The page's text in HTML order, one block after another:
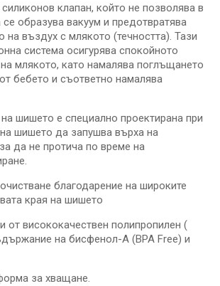
клапан, който не позволява в
образува вакуум и предотвратява
на въздух с млякото (течността). Тази
система осигурява спокойното
млякото, като намалява поглъщането
бебето и съответно намалява
шишето е специално проектирана при
шишето да запушва върха на
да не протича по време на
благодарение на широките
края на шишето
от висококачествен полипропилен (
на бисфенол-А (BPA Free) и
за хващане.